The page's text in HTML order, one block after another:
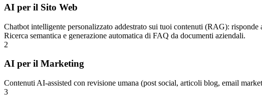
AI per il Sito Web
Chatbot intelligente personalizzato addestrato sui tuoi contenuti (RAG):
Ricerca semantica e generazione automatica di FAQ da documenti aziendali.
2
AI per il Marketing
Contenuti AI-assisted con revisione umana (post social, articoli blog, email
3